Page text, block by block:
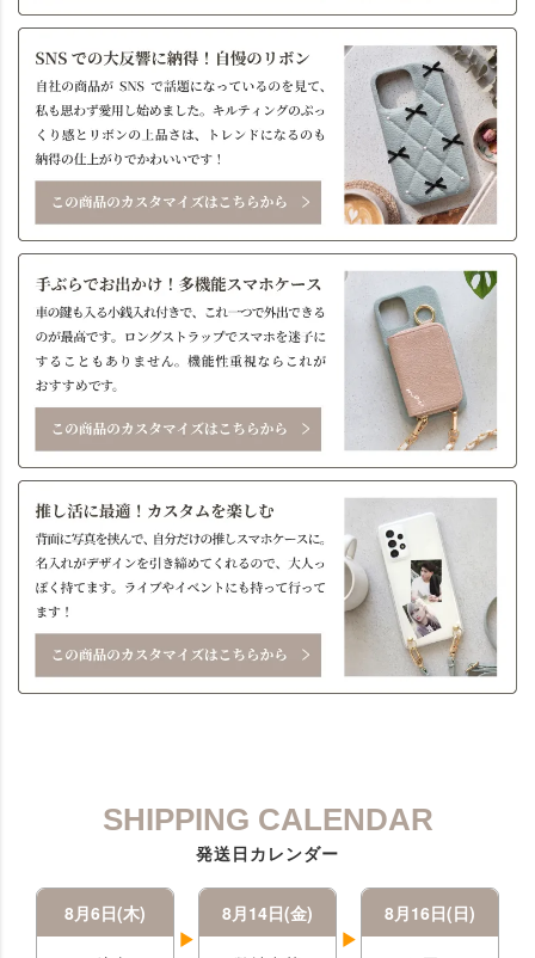
SHIPPING CALENDAR
発送日カレンダー